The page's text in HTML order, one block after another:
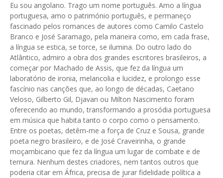
Eu sou angolano. Trago um nome português. Amo a língua
portuguesa, amo o património português, e permaneço
fascinado pelos romances de autores como Camilo Castelo
Branco e José Saramago, pela maneira como, em cada frase,
a língua se estica, se torce, se ilumina. Do outro lado do
Atlântico, admiro a obra dos grandes escritores brasileiros, a
começar por Machado de Assis, que fez da língua um
laboratório de ironia, melancolia e lucidez, e prolongo esse
fascínio nas canções que, ao longo de décadas, Caetano
Veloso, Gilberto Gil, Djavan ou Milton Nascimento foram
oferecendo ao mundo, transformando a prosódia portuguesa
em música que habita tanto o corpo como o pensamento.
Entre os poetas, detêm-me a força de Cruz e Sousa, grande
poeta negro brasileiro, e de José Craveirinha, o grande
moçambicano que fez da língua um lugar de combate e de
ternura. Nenhum destes criadores, nem tantos outros que
poderia citar em África, precisa de jurar fidelidade política a